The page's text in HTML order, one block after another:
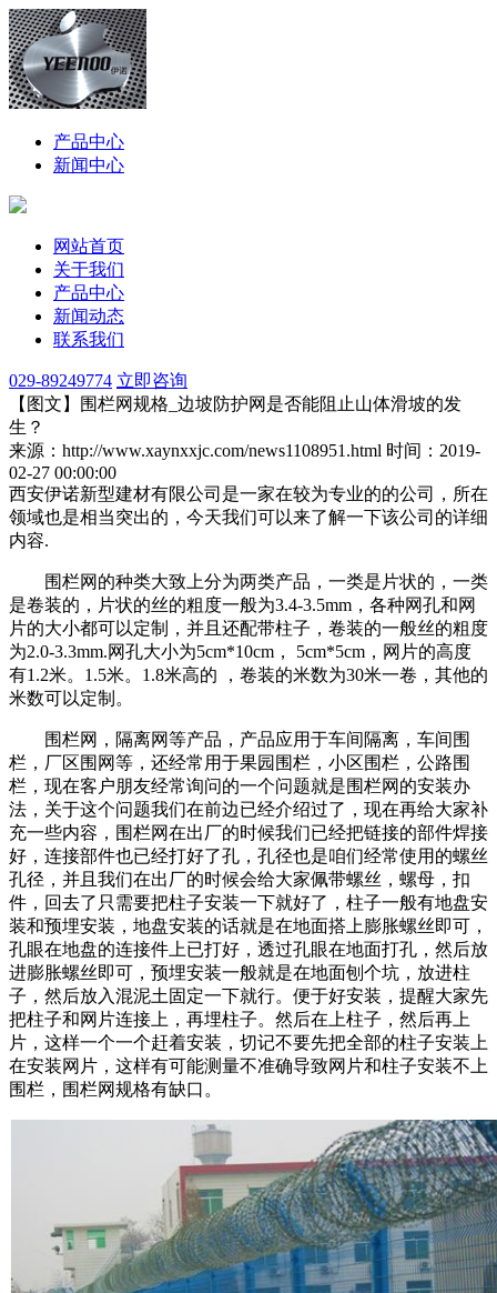
产品中心
新闻中心
网站首页
关于我们
产品中心
新闻动态
联系我们
029-89249774 立即咨询
【图文】围栏网规格_边坡防护网是否能阻止山体滑坡的发
生？
来源：http://www.xaynxxjc.com/news1108951.html 时间：2019-
02-27 00:00:00
西安伊诺新型建材有限公司是一家在较为专业的的公司，所在
领域也是相当突出的，今天我们可以来了解一下该公司的详细
内容.
围栏网的种类大致上分为两类产品，一类是片状的，一类
是卷装的，片状的丝的粗度一般为3.4-3.5mm，各种网孔和网
片的大小都可以定制，并且还配带柱子，卷装的一般丝的粗度
为2.0-3.3mm.网孔大小为5cm*10cm， 5cm*5cm，网片的高度
有1.2米。1.5米。1.8米高的 ，卷装的米数为30米一卷，其他的
米数可以定制。
围栏网，隔离网等产品，产品应用于车间隔离，车间围
栏，厂区围网等，还经常用于果园围栏，小区围栏，公路围
栏，现在客户朋友经常询问的一个问题就是围栏网的安装办
法，关于这个问题我们在前边已经介绍过了，现在再给大家补
充一些内容，围栏网在出厂的时候我们已经把链接的部件焊接
好，连接部件也已经打好了孔，孔径也是咱们经常使用的螺丝
孔径，并且我们在出厂的时候会给大家佩带螺丝，螺母，扣
件，回去了只需要把柱子安装一下就好了，柱子一般有地盘安
装和预埋安装，地盘安装的话就是在地面搭上膨胀螺丝即可，
孔眼在地盘的连接件上已打好，透过孔眼在地面打孔，然后放
进膨胀螺丝即可，预埋安装一般就是在地面刨个坑，放进柱
子，然后放入混泥土固定一下就行。便于好安装，提醒大家先
把柱子和网片连接上，再埋柱子。然后在上柱子，然后再上
片，这样一个一个赶着安装，切记不要先把全部的柱子安装上
在安装网片，这样有可能测量不准确导致网片和柱子安装不上
围栏，围栏网规格有缺口。